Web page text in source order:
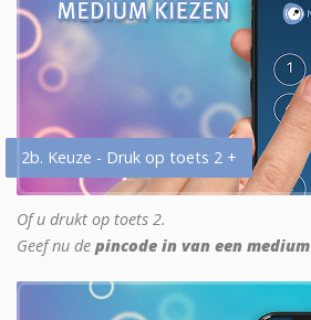
2b. Keuze - Druk op toets 2 +
Of u drukt op toets 2.
Geef nu de pincode in van een medium